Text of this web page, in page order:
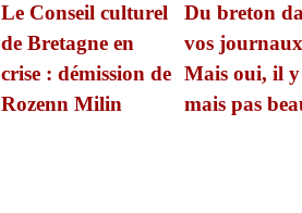
Le Conseil culturel
de Bretagne en
crise : démission de
Rozenn Milin
Du breton
vos
Mais oui, il y
mais pas